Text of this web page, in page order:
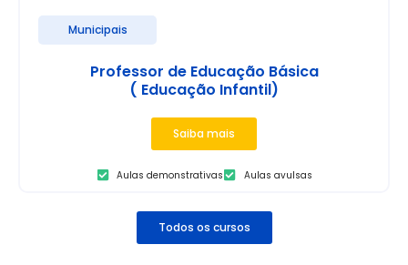
Municipais
Professor de Educação Básica
( Educação Infantil)
Saiba mais
Aulas demonstrativas Aulas avulsas
Todos os cursos